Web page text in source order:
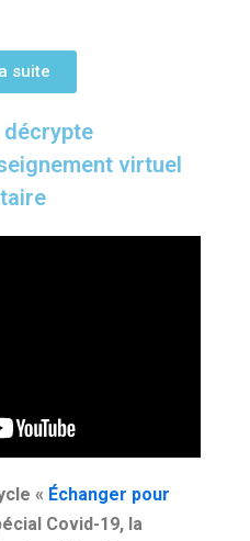
suite
décrypte
virtuel
« Échanger pour
Covid-19, la